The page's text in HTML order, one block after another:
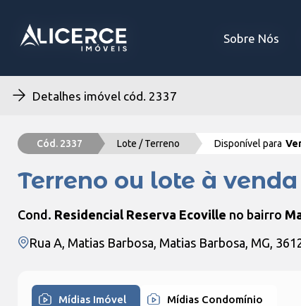
Sobre Nós
Sobre Nós
Detalhes imóvel cód. 2337
Cód. 2337 Lote / Terreno Disponível para
Terreno ou lote à
Cond. Residencial Reserva Ecoville no bairro
Rua A, Matias Barbosa, Matias Barbosa, MG,
Mídias Imóvel Mídias Condomínio